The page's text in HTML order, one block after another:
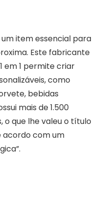
um item essencial para
Este fabricante
em 1 permite criar
como
bebidas
mais de 1.500
o que lhe valeu o título
acordo com um